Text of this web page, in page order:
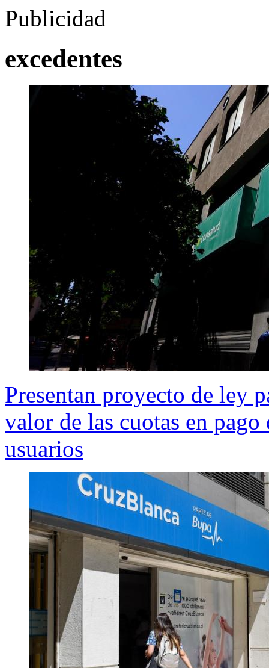
Publicidad
excedentes
Presentan proyecto de ley
valor de las cuotas en pago
usuarios